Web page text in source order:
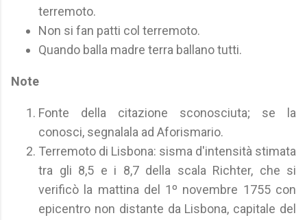
terremoto.
Non si fan patti col terremoto.
Quando balla madre terra ballano tutti.
Note
Fonte della citazione sconosciuta; se la
conosci, segnalala ad Aforismario.
Terremoto di Lisbona: sisma d'intensità stimata
tra gli 8,5 e i 8,7 della scala Richter, che si
verificò la mattina del 1º novembre 1755 con
epicentro non distante da Lisbona, capitale del